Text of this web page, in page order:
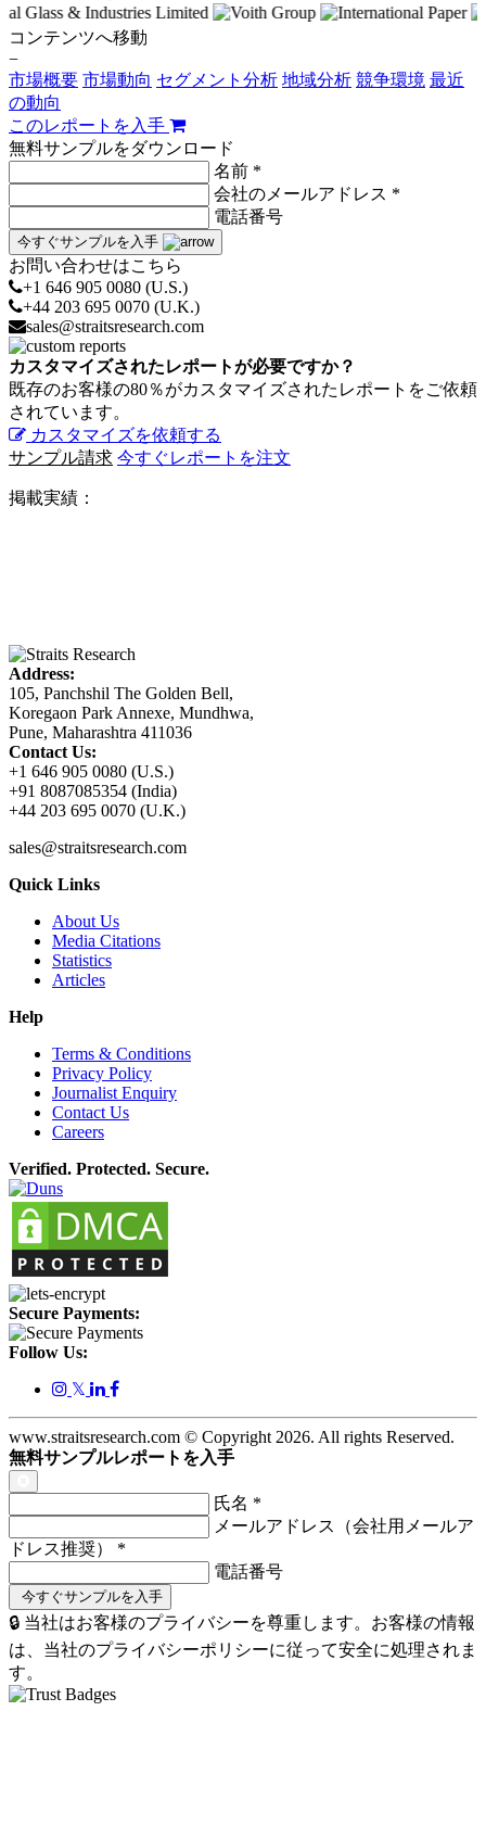
コンテンツへ移動
−
市場概要 市場動向 セグメント分析 地域分析 競争環境 最近
の動向
このレポートを入手
無料サンプルをダウンロード
名前 *
会社のメールアドレス *
電話番号
今すぐサンプルを入手
お問い合わせはこちら
+1 646 905 0080 (U.S.)
+44 203 695 0070 (U.K.)
sales@straitsresearch.com
カスタマイズされたレポートが必要ですか？
既存のお客様の80％がカスタマイズされたレポートをご依頼
されています。
カスタマイズを依頼する
サンプル請求 今すぐレポートを注文
掲載実績：
Address:
105, Panchshil The Golden Bell,
Koregaon Park Annexe, Mundhwa,
Pune, Maharashtra 411036
Contact Us:
+1 646 905 0080 (U.S.)
+91 8087085354 (India)
+44 203 695 0070 (U.K.)
sales@straitsresearch.com
Quick Links
About Us
Media Citations
Statistics
Articles
Help
Terms & Conditions
Privacy Policy
Journalist Enquiry
Contact Us
Careers
Verified. Protected. Secure.
Secure Payments:
Follow Us:
𝕏
www.straitsresearch.com © Copyright 2026. All rights Reserved.
無料サンプルレポートを入手
氏名 *
メールアドレス（会社用メールア
ドレス推奨） *
電話番号
🔒 当社はお客様のプライバシーを尊重します。お客様の情報
は、当社のプライバシーポリシーに従って安全に処理されま
す。